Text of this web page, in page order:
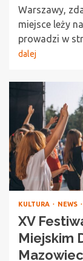
Warszawy,
miejsce leży
prowadzi w
dalej
KULTURA NEWS
XV
Miejskim